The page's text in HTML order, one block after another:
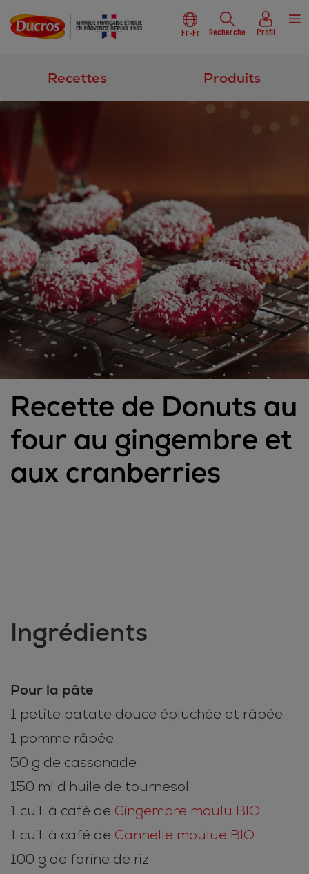
Fr-Fr Recherche Profil
Recettes Produits
Recette de Donuts au
four au gingembre et
aux cranberries
Ingrédients
Pour la pâte
1 petite patate douce épluchée et râpée
1 pomme râpée
50 g de cassonade
150 ml d'huile de tournesol
1 cuil. à café de Gingembre moulu BIO
1 cuil. à café de Cannelle moulue BIO
100 g de farine de riz